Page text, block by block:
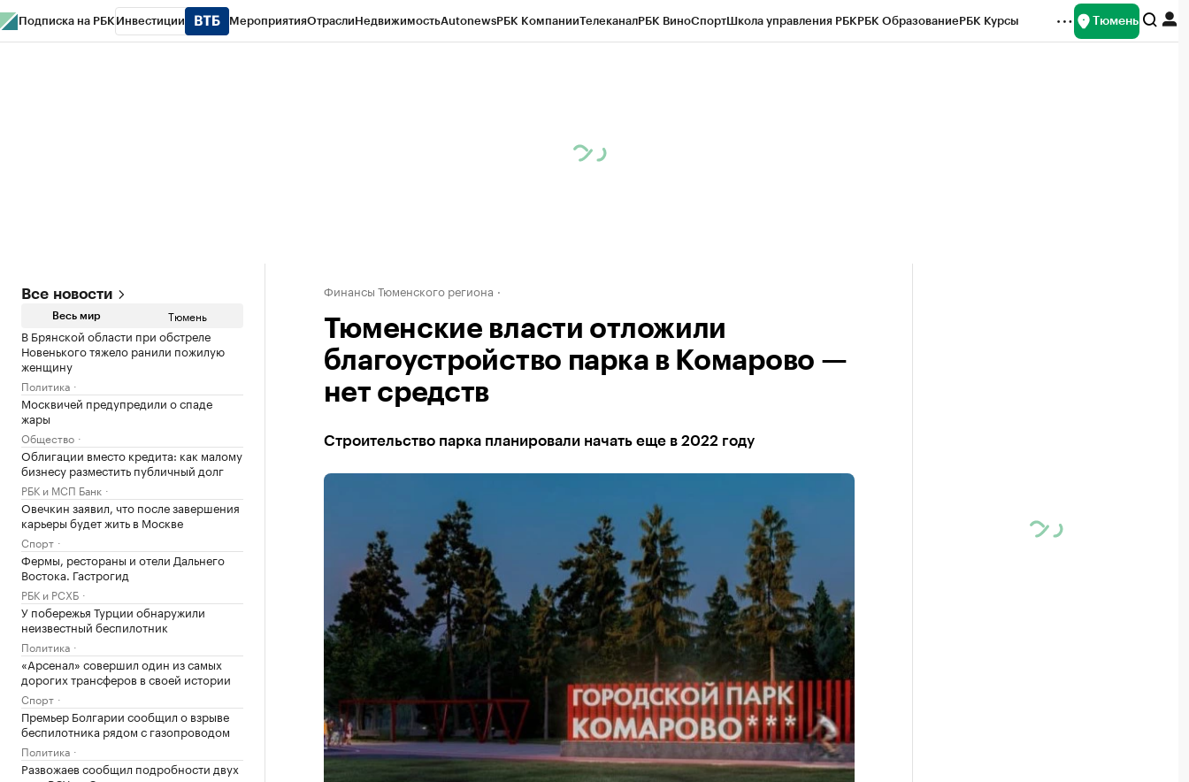
Подписка на РБК Инвестиции МероприятияОтраслиНедвижимостьAutonewsРБК КомпанииТелеканалРБК ВиноСпортШкола управления РБКРБК ОбразованиеРБК Курсы Тюмень
Все новости
Весь мир Тюмень
В Брянской области при обстреле
Новенького тяжело ранили пожилую
женщину
Политика
Москвичей предупредили о спаде
жары
Общество
Облигации вместо кредита: как малому
бизнесу разместить публичный долг
РБК и МСП Банк
Овечкин заявил, что после завершения
карьеры будет жить в Москве
Спорт
Фермы, рестораны и отели Дальнего
Востока. Гастрогид
РБК и РСХБ
У побережья Турции обнаружили
неизвестный беспилотник
Политика
«Арсенал» совершил один из самых
дорогих трансферов в своей истории
Спорт
Премьер Болгарии сообщил о взрыве
беспилотника рядом с газопроводом
Политика
Развожаев сообщил подробности двух
Финансы Тюменского региона
Тюменские власти отложили
благоустройство парка в Комарово —
нет средств
Строительство парка планировали начать еще в 2022 году